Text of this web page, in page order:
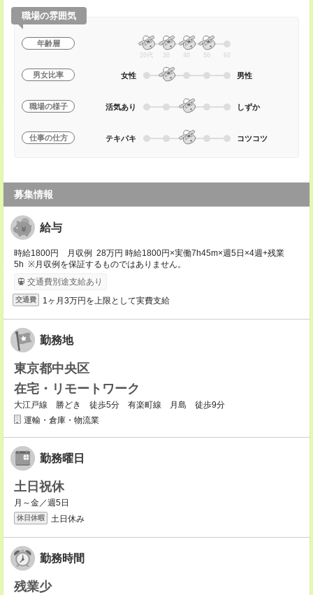
職場の雰囲気
年齢層
20代 30 40 50 60
男女比率 女性 男性
職場の様子 活気あり しずか
仕事の仕方 テキパキ コツコツ
募集情報
給与
時給1800円 月収例 28万円 時給1800円×実働7h45m×週5日×4週+残業
5h ※月収例を保証するものではありません。
交通費別途支給あり
交通費 1ヶ月3万円を上限として実費支給
勤務地
東京都中央区
在宅・リモートワーク
大江戸線 勝どき 徒歩5分 有楽町線 月島 徒歩9分
運輸・倉庫・物流業
勤務曜日
土日祝休
月～金／週5日
休日休暇 土日休み
勤務時間
残業少